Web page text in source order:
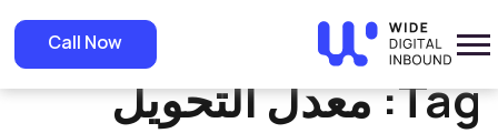
Call Now Home
» معدل التحويل
Tag: معدل التحويل